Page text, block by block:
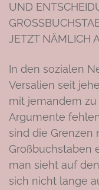
UND
JETZT NÄMLICH
In den sozialen
Versalien seit
mit jemandem
Argumente
sind die Grenzen
Großbuchstaben
man sieht auf
sich nicht lange